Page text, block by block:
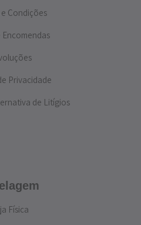
Condições
Encomendas
Privacidade
de Litígios
Física